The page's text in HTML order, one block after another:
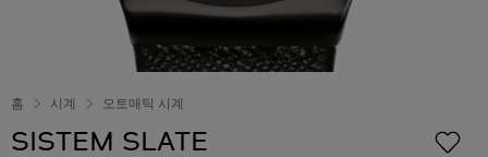
홈 시계 오토매틱 시계
SISTEM SLATE